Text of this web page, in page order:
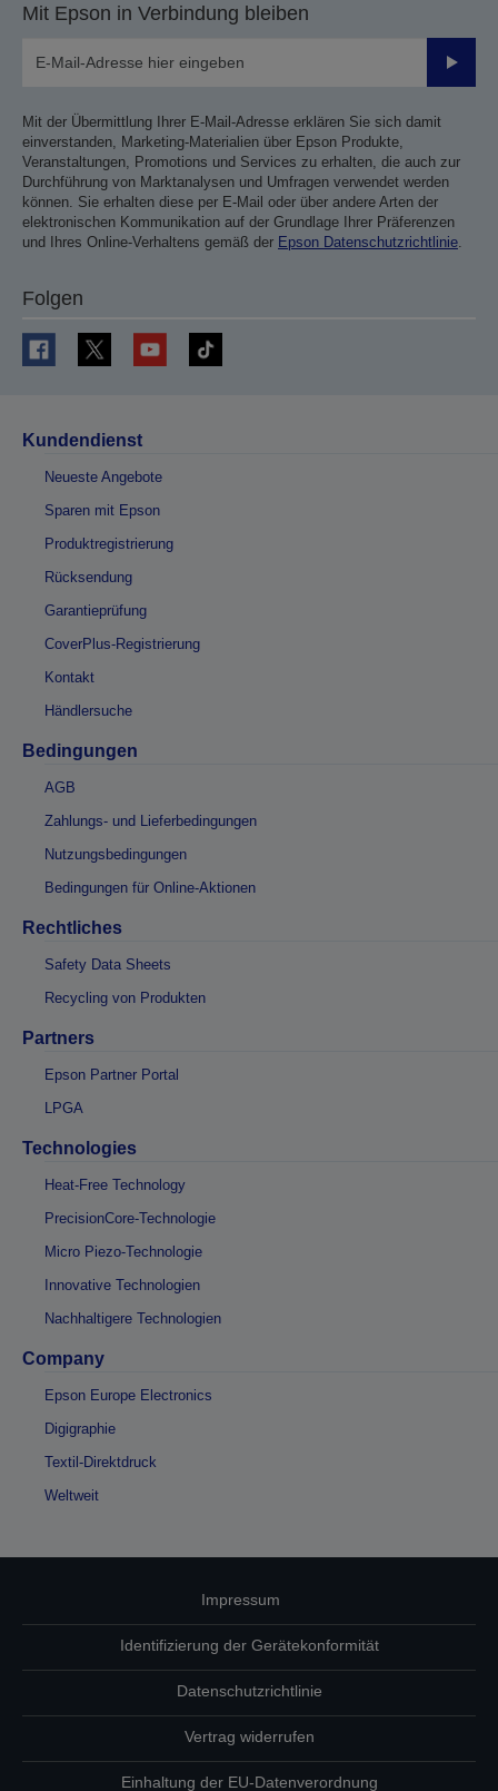
Mit Epson in Verbindung bleiben
Mit der Übermittlung Ihrer E-Mail-Adresse erklären Sie sich damit
einverstanden, Marketing-Materialien über Epson Produkte,
Veranstaltungen, Promotions und Services zu erhalten, die auch zur
Durchführung von Marktanalysen und Umfragen verwendet werden
können. Sie erhalten diese per E-Mail oder über andere Arten der
elektronischen Kommunikation auf der Grundlage Ihrer Präferenzen
und Ihres Online-Verhaltens gemäß der Epson Datenschutzrichtlinie
Folgen
Kundendienst
Neueste Angebote
Sparen mit Epson
Produktregistrierung
Rücksendung
Garantieprüfung
CoverPlus-Registrierung
Kontakt
Händlersuche
Bedingungen
AGB
Zahlungs- und Lieferbedingungen
Nutzungsbedingungen
Bedingungen für Online-Aktionen
Rechtliches
Safety Data Sheets
Recycling von Produkten
Partners
Epson Partner Portal
LPGA
Technologies
Heat-Free Technology
PrecisionCore-Technologie
Micro Piezo-Technologie
Innovative Technologien
Nachhaltigere Technologien
Company
Epson Europe Electronics
Digigraphie
Textil-Direktdruck
Weltweit
Impressum
Identifizierung der Gerätekonformität
Datenschutzrichtlinie
Vertrag widerrufen
Einhaltung der EU-Datenverordnung